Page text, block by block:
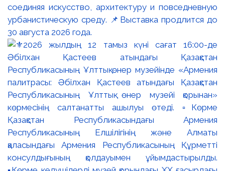
соединяя искусство, архитектуру и повседневную
урбанистическую среду. 📌Выставка продлится до
30 августа 2026 года.